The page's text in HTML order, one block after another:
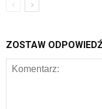
ZOSTAW